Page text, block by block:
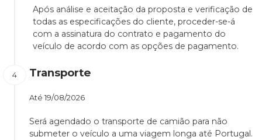
Após análise e aceitação da proposta e verificação de
todas as especificações do cliente, proceder-se-á
com a assinatura do contrato e pagamento do
veículo de acordo com as opções de pagamento.
Transporte
Até 19/08/2026
Será agendado o transporte de camião para não
submeter o veículo a uma viagem longa até Portugal.